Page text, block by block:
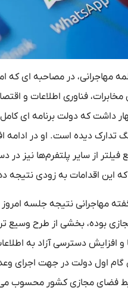
در مصاحبه‌ ای که
فناوری اطلاعات و اقتصاد
که دولت برنامه‌ ای کامل و
دیده است. او در ادامه
از سایر پلتفرم‌ها نیز در دستور
اقدامات به زودی نتیجه دهد.
نتیجه جلسه امروز سه‌
بخشی از طرح وسیع‌ تر
دسترسی آزاد به اطلاعات و
دولت در جهت اجرای وعده‌
مجازی کشور محسوب می‌